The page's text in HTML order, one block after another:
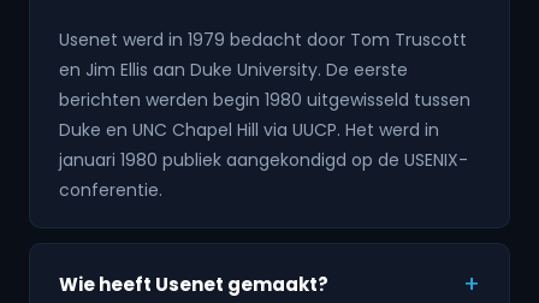
Usenet werd in 1979 bedacht door Tom Truscott
en Jim Ellis aan Duke University. De eerste
berichten werden begin 1980 uitgewisseld tussen
Duke en UNC Chapel Hill via UUCP. Het werd in
januari 1980 publiek aangekondigd op de USENIX-
conferentie.
Wie heeft Usenet gemaakt?